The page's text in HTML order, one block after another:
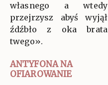
własnego a wtedy
przejrzysz abyś wyjął
źdźbło z oka brata
twego».
ANTYFONA NA
OFIAROWANIE